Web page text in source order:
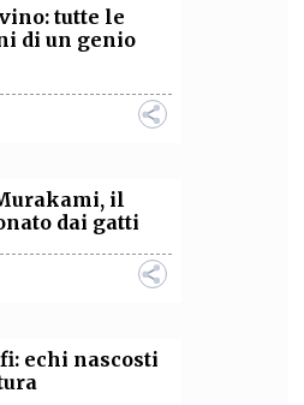
tutte le
di un genio
il
dai gatti
echi nascosti